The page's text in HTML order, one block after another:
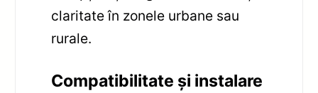
claritate în zonele urbane sau
rurale.
Compatibilitate și instalare